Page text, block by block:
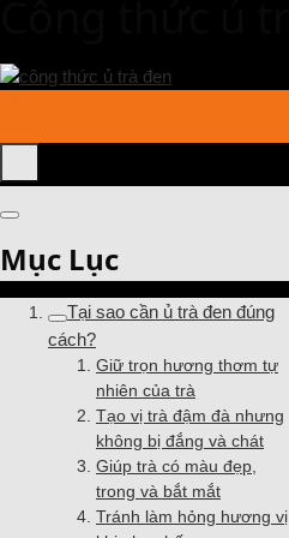
Mục Lục
Tại sao cần ủ trà đen đúng
cách?
Giữ trọn hương thơm tự
nhiên của trà
Tạo vị trà đậm đà nhưng
không bị đắng và chát
Giúp trà có màu đẹp,
trong và bắt mắt
Tránh làm hỏng hương vị